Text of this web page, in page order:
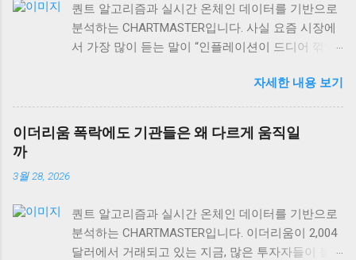
$106.40B USD 에 달하는 상황에서, 전통 자산과 디
지털 자산의 상관관계도 함께 살펴볼게요. 금값과
경제성장, 단순한 반비례 관계가 아니다 많은 사람
는 절반만 맞는 이야기예요. 실제로 금은 인플레이
션 헤지 자산이면서 동시에 달러 강세에 민감하게
반응하거든요. 금값이 떨어지는 이유는 경제가 좋아
격화되면서 금값이 급등했죠. 경제가 회복되면서가
아니라, 오히려 통화정책이 완화되면서 말이에요. 현
퀀트 알고리즘과 실시간 온체인 데이터를 기반으로
분석하는 CHARTMASTER입니다. 사실 요즘 시장에
서 가장 많이 듣는 말이 “인플레이션이 드디어 꺾였
되면서 많은 개인 투자자들은 안도하고 있는데, 정
작 기관들과 자산가들은 여전히 긴장의 끈을 놓지
않고 있거든요. 왜 그럴까요? 오늘은 숫자 뒤에 숨어
있는 진짜 이야기를 풀어보겠습니다. 미국 PPI 2.6%,
놓치면 안 되는 게 있어요. PPI는 생산자 단계의 물
가 변화를 보여주는 선행지표이긴 하지만, 실제 소
비자에게 전달되는 과정에서는 여러 변수가 작용하
자세한 내용 보기
이더리움 폭락에도 기관들은 왜 다르게 움직일
까
3월 28, 2026
퀀트 알고리즘과 실시간 온체인 데이터를 기반으로
분석하는 CHARTMASTER입니다. 이더리움이 2,004
달러에서 거래되고 있는 지금, 많은 투자자들이 불